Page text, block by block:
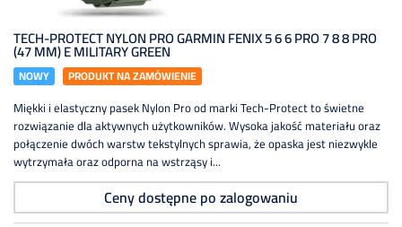
TECH-PROTECT NYLON PRO GARMIN FENIX 5 6 6 PRO 7 8 8 PRO
(47 MM) E MILITARY GREEN
NOWY PRODUKT NA ZAMÓWIENIE
Miękki i elastyczny pasek Nylon Pro od marki Tech-Protect to świetne
rozwiązanie dla aktywnych użytkowników. Wysoka jakość materiału oraz
połączenie dwóch warstw tekstylnych sprawia, że opaska jest niezwykle
wytrzymała oraz odporna na wstrząsy i...
Ceny dostępne po zalogowaniu